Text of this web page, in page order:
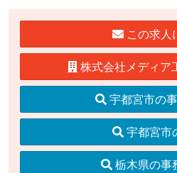
この求人
株式会社メディア
宇都宮市の
宇都宮市
栃木県の事